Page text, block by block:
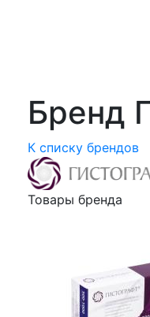
Бренд
К списку брендов
Товары бренда